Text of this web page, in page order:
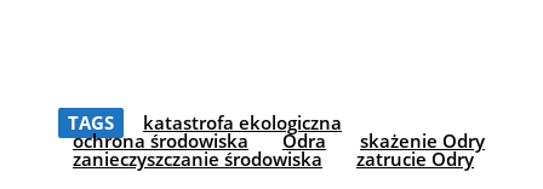
TAGS katastrofa ekologiczna
ochrona środowiska Odra skażenie Odry
zanieczyszczanie środowiska zatrucie Odry